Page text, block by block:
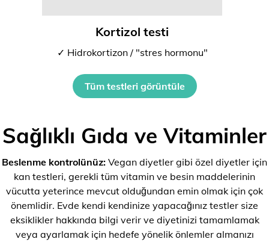
Kortizol testi
✓ Hidrokortizon / "stres hormonu"
Tüm testleri görüntüle
Sağlıklı Gıda ve Vitaminler
Beslenme kontrolünüz: Vegan diyetler gibi özel diyetler için
kan testleri, gerekli tüm vitamin ve besin maddelerinin
vücutta yeterince mevcut olduğundan emin olmak için çok
önemlidir. Evde kendi kendinize yapacağınız testler size
eksiklikler hakkında bilgi verir ve diyetinizi tamamlamak
veya ayarlamak için hedefe yönelik önlemler almanızı